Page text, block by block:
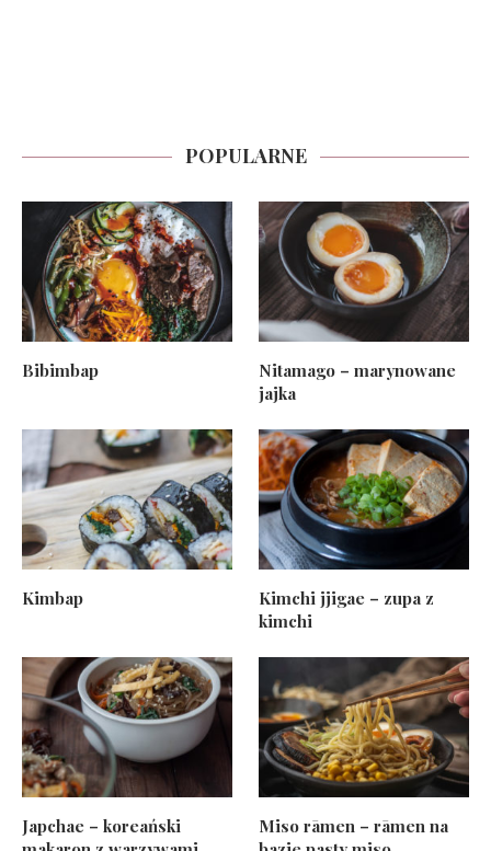
POPULARNE
Bibimbap
Nitamago – marynowane
jajka
Kimbap
Kimchi jjigae – zupa z
kimchi
Japchae – koreański
Miso rāmen – rāmen na